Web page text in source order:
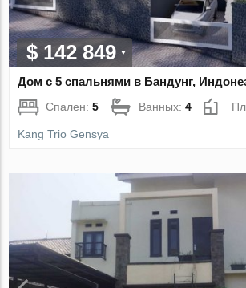
$ 142 849
Дом с 5 спальнями в Бандунг,
Спален:5 Ванных:4
Kang Trio Gensya